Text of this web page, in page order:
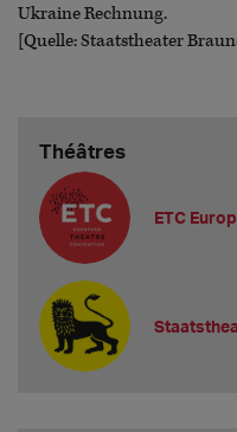
Ukraine Rechnung.
[Quelle: Staatstheater
Théâtres
ETC